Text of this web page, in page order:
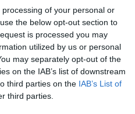
of your personal or
the below opt-out section to
is processed you may
utilized by us or personal
may separately opt-out of the
on the IAB’s list of downstream
third parties on the IAB’s List of
third parties.